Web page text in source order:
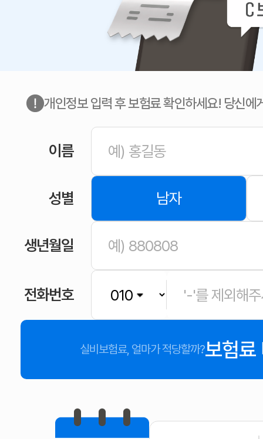
개인정보 입력 후 보험료 확인하세요! 당신에
이름
성별 남자
생년월일
전화번호
실비보험료, 얼마가 적당할까?보험료